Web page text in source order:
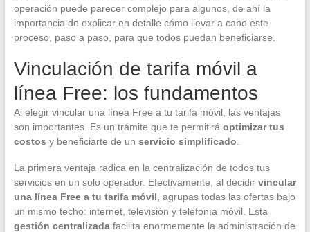
operación puede parecer complejo para algunos, de ahí la
importancia de explicar en detalle cómo llevar a cabo este
proceso, paso a paso, para que todos puedan beneficiarse.
Vinculación de tarifa móvil a
línea Free: los fundamentos
Al elegir vincular una línea Free a tu tarifa móvil, las ventajas
son importantes. Es un trámite que te permitirá optimizar tus
costos y beneficiarte de un servicio simplificado
La primera ventaja radica en la centralización de todos tus
servicios en un solo operador. Efectivamente, al decidir vincular
una línea Free a tu tarifa móvil , agrupas todas las ofertas bajo
un mismo techo: internet, televisión y telefonía móvil. Esta
gestión centralizadafacilita enormemente la administración de